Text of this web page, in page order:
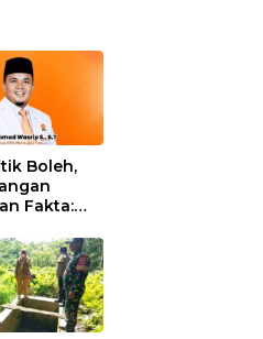
Boleh,
Fakta:
Sawit